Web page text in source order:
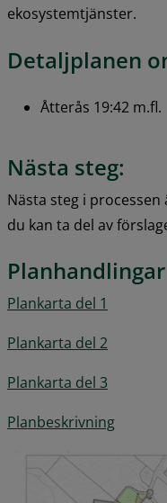
ekosystemtjänster.
Detaljplanen
Åtterås 19:42 m.fl.
Nästa steg:
Nästa steg i
du kan ta del av
Planhandlingar
Plankarta del 1
Plankarta del 2
Plankarta del 3
Planbeskrivningpdf, 9.4